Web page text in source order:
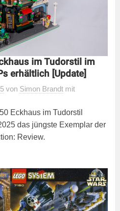
im Tudorstil im
erhältlich [Update]
von Simon Brandt mit
Eckhaus im Tudorstil
das jüngste Exemplar der
Review.